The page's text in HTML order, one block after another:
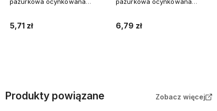
pazurkowa ocynkowana
5,71 zł
pazurkowa ocynkowana
6,79 zł
Produkty powiązane Zobacz więcej